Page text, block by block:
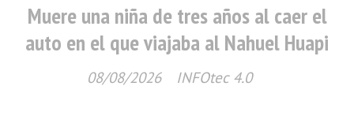
Muere una niña de tres años al caer el
auto en el que viajaba al Nahuel Huapi
INFOtec 4.0
08/08/2026